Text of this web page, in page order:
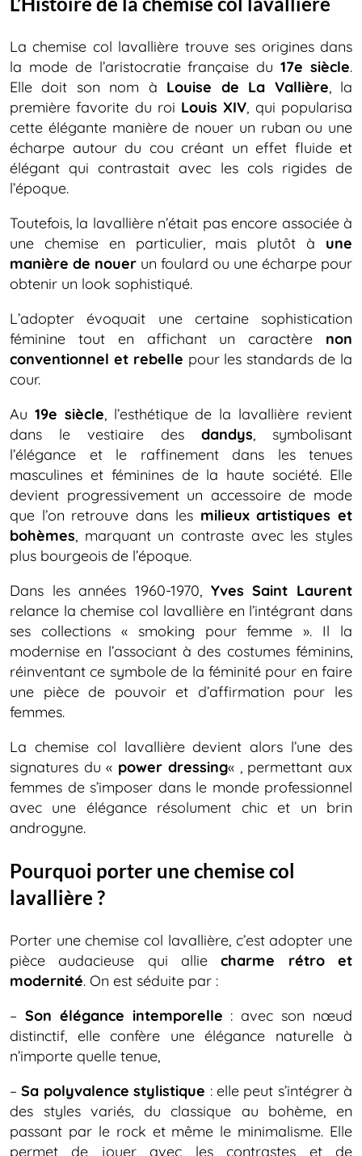
La chemise col lavallière trouve ses origines dans
la mode de l’aristocratie française du17e siècle.
Elle doit son nom à Louise de La Vallière , la
première favorite du roi Louis XIV , qui popularisa
cette élégante manière de nouer un ruban ou une
écharpe autour du cou créant un effet fluide et
élégant qui contrastait avec les cols rigides de
l’époque.
Toutefois, la lavallière n’était pas encore associée à
une chemise en particulier, mais plutôt à une
manière de nouer un foulard ou une écharpe pour
obtenir un look sophistiqué.
L’adopter évoquait une certaine sophistication
féminine tout en affichant un caractère non
conventionnel et rebelle pour les standards de la
cour.
Au 19e siècle , l’esthétique de la lavallière revient
dans le vestiaire des dandys , symbolisant
l’élégance et le raffinement dans les tenues
masculines et féminines de la haute société. Elle
devient progressivement un accessoire de mode
que l’on retrouve dans les milieux artistiques et
bohèmes , marquant un contraste avec les styles
plus bourgeois de l’époque.
Dans les années 1960-1970, Yves Saint Laurent
relance la chemise col lavallière en l’intégrant dans
ses collections « smoking pour femme ». Il la
modernise en l’associant à des costumes féminins,
réinventant ce symbole de la féminité pour en faire
une pièce de pouvoir et d’affirmation pour les
femmes.
La chemise col lavallière devient alors l’une des
signatures du « power dressing« , permettant aux
femmes de s’imposer dans le monde professionnel
avec une élégance résolument chic et un brin
androgyne.
Pourquoi porter une chemise col
lavallière ?
Porter une chemise col lavallière, c’est adopter une
pièce audacieuse qui alliecharme rétro et
modernité. On est séduite par :
– Son élégance intemporelle : avec son nœud
distinctif, elle confère une élégance naturelle à
n’importe quelle tenue,
–Sa polyvalence stylistique : elle peut s’intégrer à
des styles variés, du classique au bohème, en
passant par le rock et même le minimalisme. Elle
permet de jouer avec les contrastes et de